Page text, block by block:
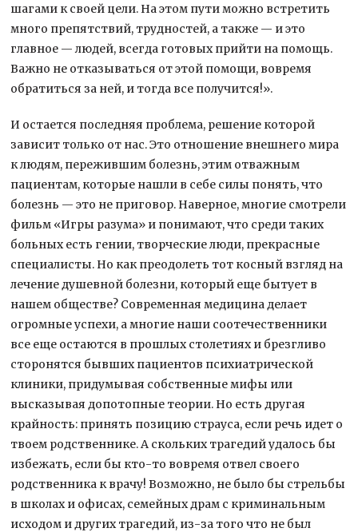
шагами к своей цели. На этом пути можно встретить
много препятствий, трудностей, а также — и это
главное — людей, всегда готовых прийти на помощь.
Важно не отказываться от этой помощи, вовремя
обратиться за ней, и тогда все получится!».
И остается последняя проблема, решение которой
зависит только от нас. Это отношение внешнего мира
к людям, пережившим болезнь, этим отважным
пациентам, которые нашли в себе силы понять, что
болезнь — это не приговор. Наверное, многие смотрели
фильм «Игры разума» и понимают, что среди таких
больных есть гении, творческие люди, прекрасные
специалисты. Но как преодолеть тот косный взгляд на
лечение душевной болезни, который еще бытует в
нашем обществе? Современная медицина делает
огромные успехи, а многие наши соотечественники
все еще остаются в прошлых столетиях и брезгливо
сторонятся бывших пациентов психиатрической
клиники, придумывая собственные мифы или
высказывая допотопные теории. Но есть другая
крайность: принять позицию страуса, если речь идет о
твоем родственнике. А скольких трагедий удалось бы
избежать, если бы кто-то вовремя отвел своего
родственника к врачу! Возможно, не было бы стрельбы
в школах и офисах, семейных драм с криминальным
исходом и других трагедий, из-за того что не был